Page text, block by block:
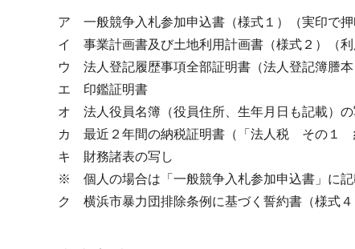
ア 一般競争入札参加申込書（様式１）（実印で押
イ 事業計画書及び土地利用計画書（様式２）（利
ウ 法人登記履歴事項全部証明書（法人登記簿謄本
エ 印鑑証明書
オ 法人役員名簿（役員住所、生年月日も記載）の
カ 最近２年間の納税証明書（「法人税 その１
キ 財務諸表の写し
※ 個人の場合は「一般競争入札参加申込書」に記
ク 横浜市暴力団排除条例に基づく誓約書（様式４